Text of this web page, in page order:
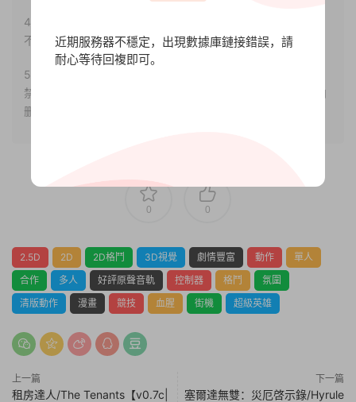
4.本站部分内容均由互聯網收集整理，僅供大家參考、學習，
不存在任何商業目的與商業用途。
5.本站提供的所有資源僅供參考學習使用，版權歸原著所有，
禁止下載本站資源參與任何商業和非法行爲，請于24小時之内
删除!
0 0
2.5D 2D 2D格鬥 3D視覺 劇情豐富 動作
單人
合作
多人 好評原聲音軌 控制器 格鬥
氛圍
清版動作
漫畫 競技 血腥 街機 超級英雄
上一篇
租房達人/The Tenants【v0.7c|
下一篇
塞爾達無雙：災厄啓示錄/Hyrule
近期服務器不穩定，出現數據庫鏈接錯誤，請
耐心等待回複即可。